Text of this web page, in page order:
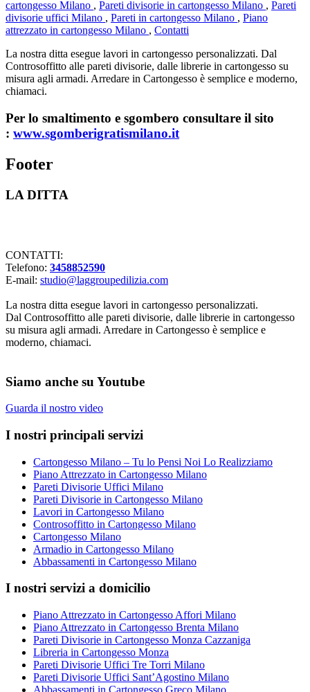
cartongesso Milano , Pareti divisorie in cartongesso Milano , Pareti
divisorie uffici Milano , Pareti in cartongesso Milano , Piano
attrezzato in cartongesso Milano , Contatti
La nostra ditta esegue lavori in cartongesso personalizzati. Dal
Controsoffitto alle pareti divisorie, dalle librerie in cartongesso su
misura agli armadi. Arredare in Cartongesso è semplice e moderno,
chiamaci.
Per lo smaltimento e sgombero consultare il sito
: www.sgomberigratismilano.it
Footer
LA DITTA
CONTATTI:
Telefono: 3458852590
E-mail: studio@laggroupedilizia.com
La nostra ditta esegue lavori in cartongesso personalizzati.
Dal Controsoffitto alle pareti divisorie, dalle librerie in cartongesso
su misura agli armadi. Arredare in Cartongesso è semplice e
moderno, chiamaci.
Siamo anche su Youtube
Guarda il nostro video
I nostri principali servizi
Cartongesso Milano – Tu lo Pensi Noi Lo Realizziamo
Piano Attrezzato in Cartongesso Milano
Pareti Divisorie Uffici Milano
Pareti Divisorie in Cartongesso Milano
Lavori in Cartongesso Milano
Controsoffitto in Cartongesso Milano
Cartongesso Milano
Armadio in Cartongesso Milano
Abbassamenti in Cartongesso Milano
I nostri servizi a domicilio
Piano Attrezzato in Cartongesso Affori Milano
Piano Attrezzato in Cartongesso Brenta Milano
Pareti Divisorie in Cartongesso Monza Cazzaniga
Libreria in Cartongesso Monza
Pareti Divisorie Uffici Tre Torri Milano
Pareti Divisorie Uffici Sant’Agostino Milano